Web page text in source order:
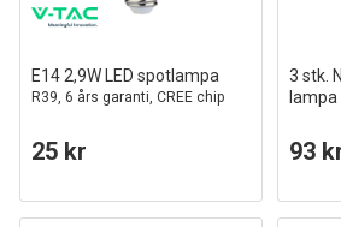
E14 2,9W LED spotlampa
R39, 6 års garanti, CREE chip
25 kr
3 stk.
lampa
93